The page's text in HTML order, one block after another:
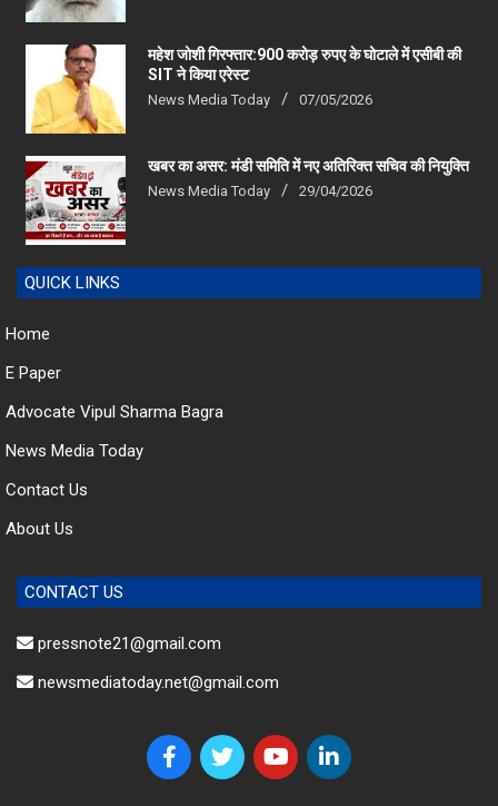
महेश जोशी गिरफ्तार:900 करोड़ रुपए के घोटाले में एसीबी की
SIT ने किया एरेस्‍ट
News Media Today 07/05/2026
खबर का असर: मंडी समिति में नए अतिरिक्त सचिव की नियुक्ति
News Media Today 29/04/2026
QUICK LINKS
Home
E Paper
Advocate Vipul Sharma Bagra
News Media Today
Contact Us
About Us
CONTACT US
pressnote21@gmail.com
newsmediatoday.net@gmail.com